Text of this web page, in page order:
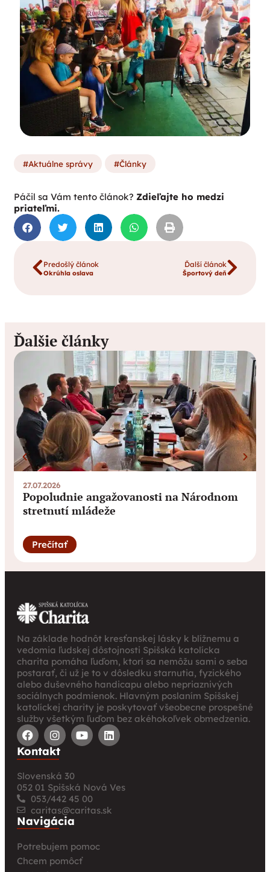
Aktuálne správy Články
Páčil sa Vám tento článok? Zdieľajte ho medzi
priateľmi.
Predošlý článok
Okrúhla oslava
Ďalší článok
Športový deň
Ďalšie články
27.07.2026
Popoludnie angažovanosti na Národnom
stretnutí mládeže
Prečítať
Na základe hodnôt kresťanskej lásky k blížnemu a
vedomia ľudskej dôstojnosti Spišská katolícka
charita pomáha ľuďom, ktorí sa nemôžu sami o seba
postarať, či už je to v dôsledku starnutia, fyzického
alebo duševného handicapu alebo nepriaznivých
sociálnych podmienok. Hlavným poslaním Spišskej
katolíckej charity je poskytovať všeobecne prospešné
služby všetkým ľuďom bez akéhokoľvek obmedzenia.
Kontakt
Slovenská 30
052 01 Spišská Nová Ves
053/442 45 00
caritas@caritas.sk
Navigácia
Potrebujem pomoc
Chcem pomôcť